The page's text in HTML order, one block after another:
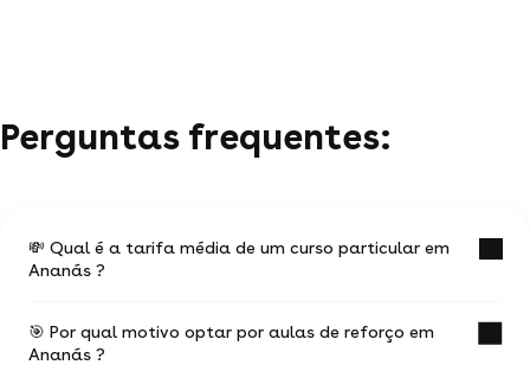
Perguntas frequentes:
💸 Qual é a tarifa média de um curso particular em
Ananás ?
O valor médio de uma aula particular
em Ananás é de R$ 41.
🎯 Por qual motivo optar por aulas de reforço em
Ananás ?